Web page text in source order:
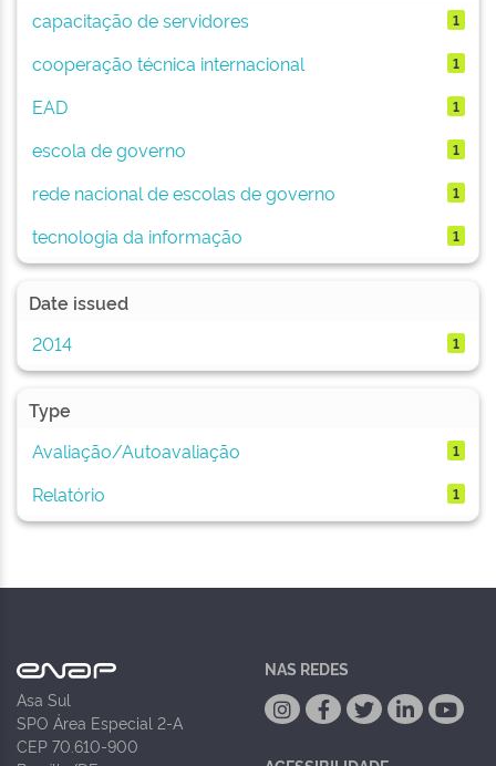
capacitação de servidores
1
cooperação técnica internacional 1
EAD 1
escola de governo 1
rede nacional de escolas de governo 1
tecnologia da informação 1
Date issued
2014
1
Type
Avaliação/Autoavaliação
1
Relatório 1
Asa Sul
SPO Área Especial 2-A
CEP 70.610-900
NAS REDES